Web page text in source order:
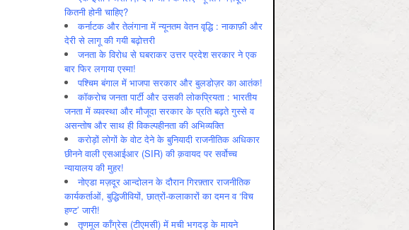
कितनी होनी चाहिए?
कर्नाटक और तेलंगाना में न्यूनतम वेतन वृद्धि : नाकाफ़ी और
देरी से लागू की गयी बढ़ोत्तरी
जनता के विरोध से घबराकर उत्तर प्रदेश सरकार ने एक
बार फिर लगाया एस्मा!
पश्चिम बंगाल में भाजपा सरकार और बुलडोज़र का आतंक!
कॉकरोच जनता पार्टी और उसकी लोकप्रियता : भारतीय
जनता में व्‍यवस्‍था और मौजूदा सरकार के प्रति बढ़ते गुस्‍से व
असन्‍तोष और साथ ही विकल्‍पहीनता की अभिव्‍यक्ति
करोड़ों लोगों के वोट देने के बुनियादी राजनीतिक अधिकार
छीनने वाली एसआईआर (SIR) की क़वायद पर सर्वोच्च
न्यायालय की मुहर!
नोएडा मज़दूर आन्दोलन के दौरान गिरफ़्तार राजनीतिक
कार्यकर्ताओं, बुद्धिजीवियों, छात्रों-कलाकारों का दमन व ‘विच
हण्ट’ जारी!
तृणमूल काँग्रेस (टीएमसी) में मची भगदड़ के मायने